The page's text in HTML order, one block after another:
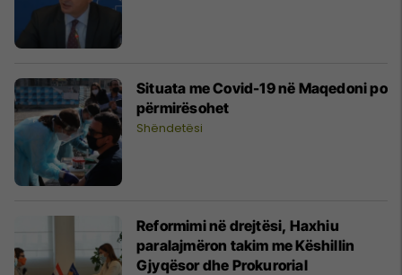
Situata me Covid-19 në Maqedoni po
përmirësohet
Shëndetësi
​Reformimi në drejtësi, Haxhiu
paralajmëron takim me Këshillin
Gjyqësor dhe Prokurorial